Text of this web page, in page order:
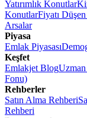
Yatırımlık Konutlar
KonutlarFiyatı
Arsalar
Piyasa
Emlak Piyasası
Keşfet
Emlakjet BlogUzman
Fonu)
Rehberler
Satın Alma Rehberi
Rehberi